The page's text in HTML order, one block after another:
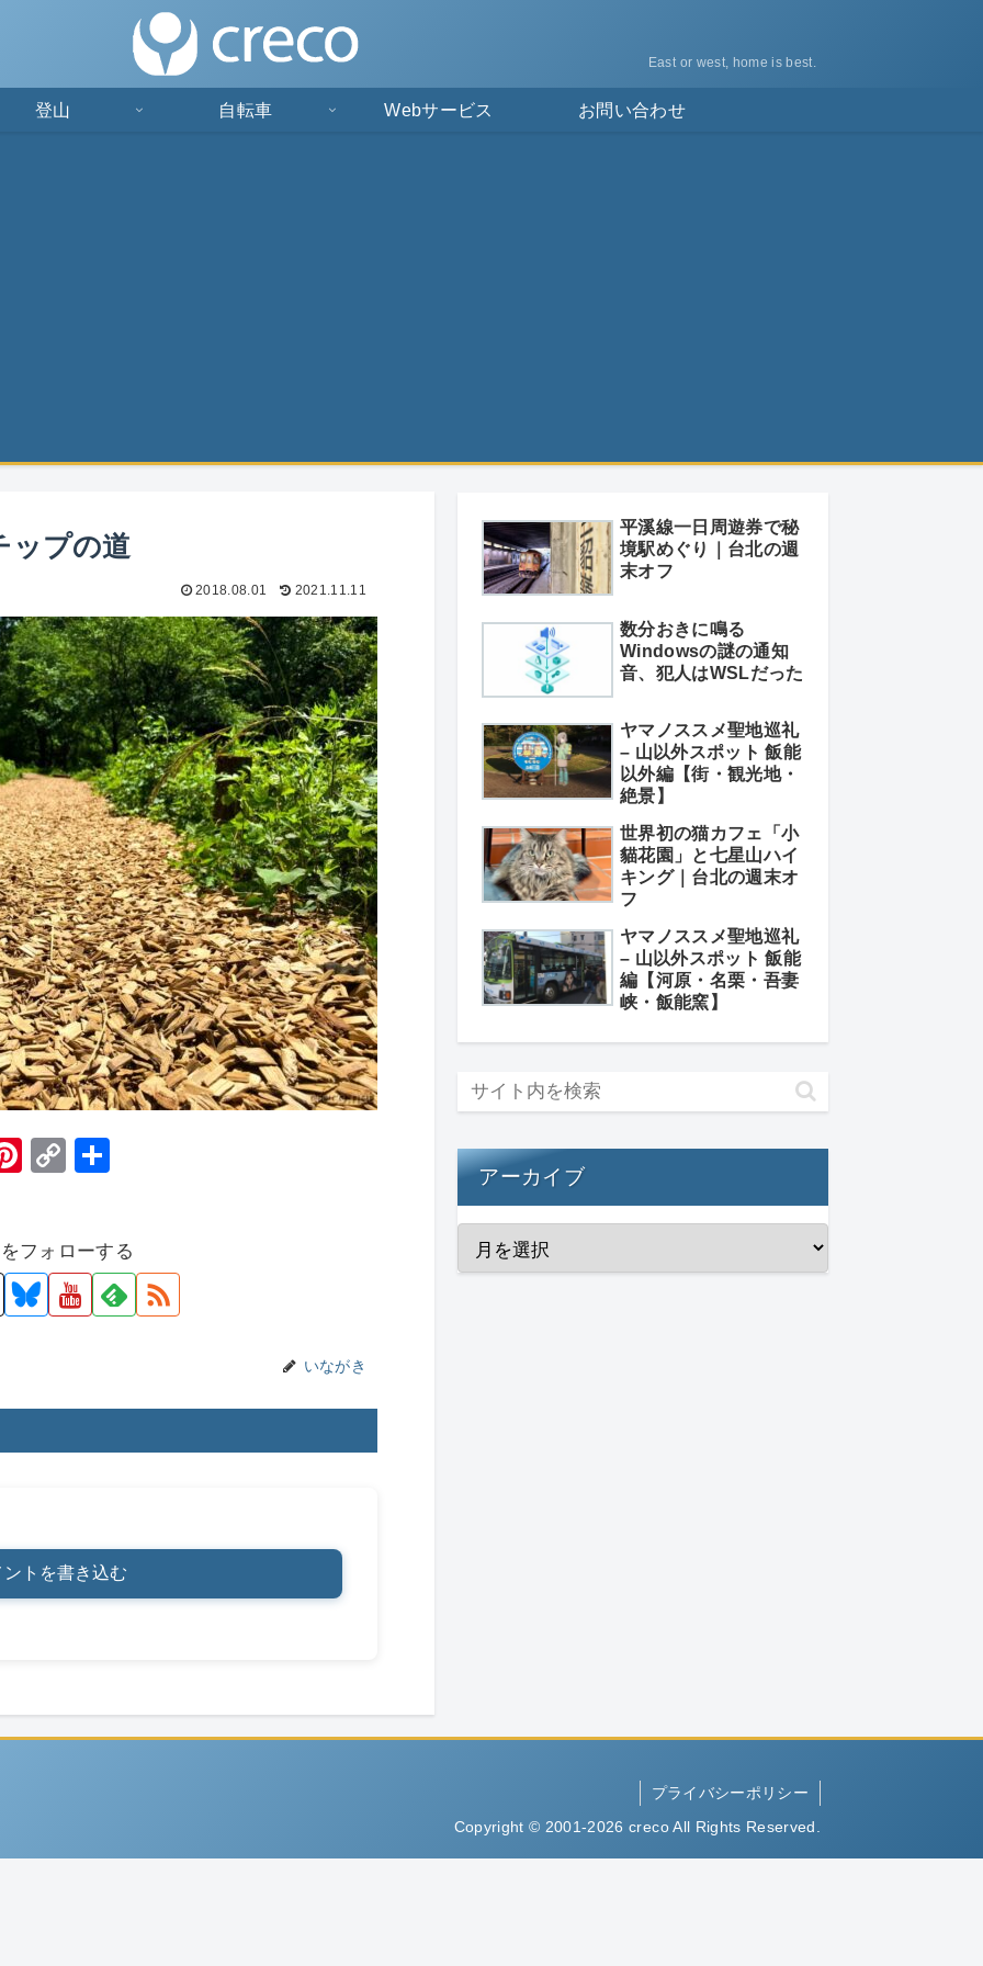
East or west, home is best.
登山 自転車 Webサービス お問い合わせ
ップの道
2018.08.01 2021.11.11
Pi
e
st
C
y
Li
フォローする
いながき
ントを書き込む
平溪線一日周遊券で秘
境駅めぐり｜台北の週
末オフ
数分おきに鳴る
Windowsの謎の通知
音、犯人はWSLだった
ヤマノススメ聖地巡礼
– 山以外スポット 飯能
以外編【街・観光地・
絶景】
世界初の猫カフェ「小
貓花園」と七星山ハイ
キング｜台北の週末オ
フ
ヤマノススメ聖地巡礼
– 山以外スポット 飯能
編【河原・名栗・吾妻
峡・飯能窯】
アーカイブ
プライバシーポリシー
Copyright © 2001-2026 creco All Rights Reserved.